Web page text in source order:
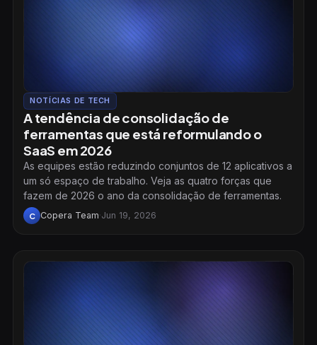
NOTÍCIAS DE TECH
A tendência de consolidação de
ferramentas que está reformulando o
SaaS em 2026
As equipes estão reduzindo conjuntos de 12 aplicativos a
um só espaço de trabalho. Veja as quatro forças que
fazem de 2026 o ano da consolidação de ferramentas.
C Copera Team·Jun 19, 2026